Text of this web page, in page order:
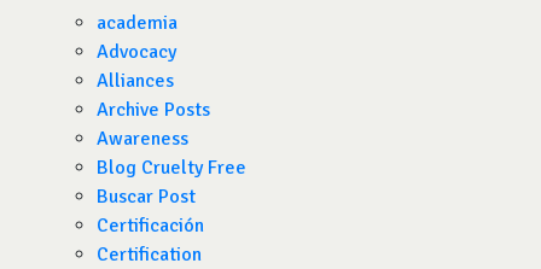
academia
Advocacy
Alliances
Archive Posts
Awareness
Blog Cruelty Free
Buscar Post
Certificación
Certification